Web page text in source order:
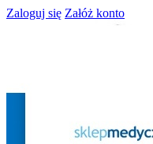
Zaloguj się Załóż konto